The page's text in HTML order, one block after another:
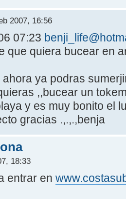
2007, 16:56
07:23
que quiera bucear en
ya podras
,,bucear un
y es muy bonito el
gracias .,.,.,benja
18:33
entrar en